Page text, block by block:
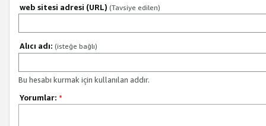
web sitesi adresi (URL) (Tavsiye edilen)
Alıcı adı: (isteğe bağlı)
Bu hesabı kurmak için kullanılan addır.
Yorumlar: *